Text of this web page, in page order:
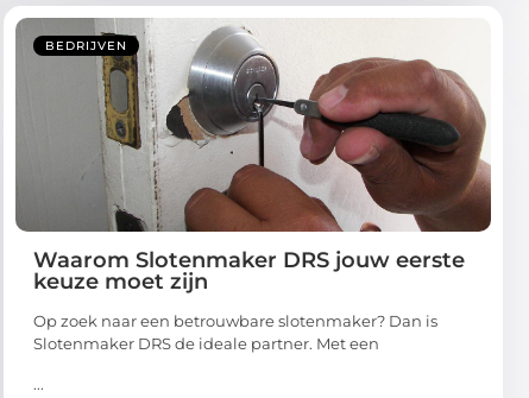
BEDRIJVEN
Waarom Slotenmaker DRS jouw eerste
keuze moet zijn
Op zoek naar een betrouwbare slotenmaker? Dan is
Slotenmaker DRS de ideale partner. Met een
...